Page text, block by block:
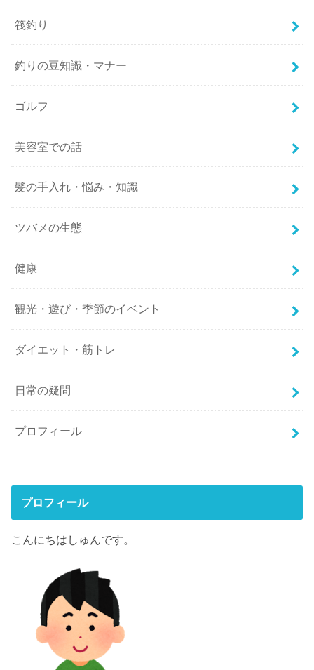
筏釣り
釣りの豆知識・マナー
ゴルフ
美容室での話
髪の手入れ・悩み・知識
ツバメの生態
健康
観光・遊び・季節のイベント
ダイエット・筋トレ
日常の疑問
プロフィール
プロフィール
こんにちはしゅんです。